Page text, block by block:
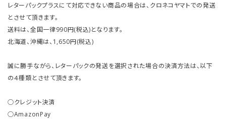
レターパックプラスにて対応できない商品の場合は、クロネコヤマトでの発送
とさせて頂きます。
送料は、全国一律990円(税込)となります。
北海道、沖縄は、1,650円(税込)
誠に勝手ながら、レターパックの発送を選択された場合の決済方法は、以下
の４種類とさせて頂きます。
○クレジット決済
○AmazonPay